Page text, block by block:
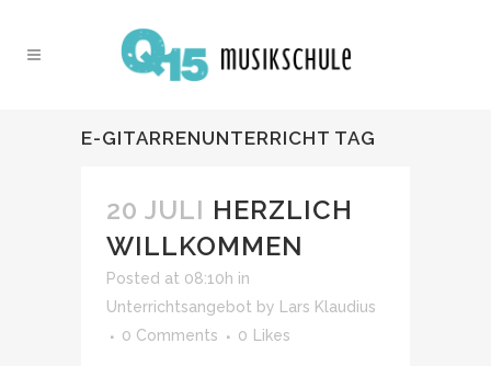
E-GITARRENUNTERRICHT TAG
20 JULI HERZLICH
WILLKOMMEN
Posted at 08:10h in
Unterrichtsangebot by
Lars Klaudius
0 Comments
0 Likes